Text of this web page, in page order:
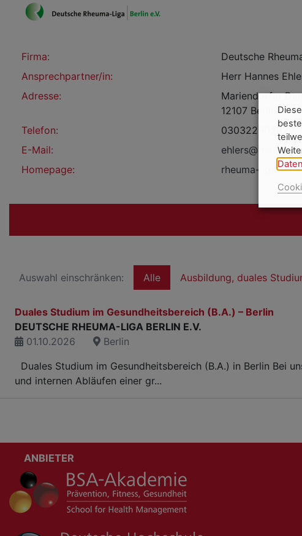
Firma:
Deutsche
Ansprechpartner/in:
Herr Hannes
Adresse:
Mariendorfer
12107 Berlin
Telefon:
030322902929
E-Mail:
ehlers@rheuma-
Homepage:
rheuma-liga-
Auswahl einschränken: Alle Ausbildung, duales
Duales Studium im Gesundheitsbereich (B.A.) – Berlin
DEUTSCHE RHEUMA-LIGA BERLIN E.V.
01.10.2026
Berlin
Duales Studium im Gesundheitsbereich (B.A.) in Berlin Bei
und internen Abläufen einer gr...
ANBIETER